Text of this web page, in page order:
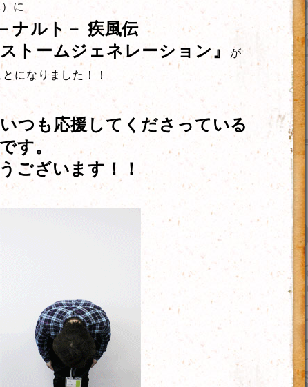
に
－ナルト－ 疾風伝
トームジェネレーション』
が
になりました！！
つも応援してくださっている
す。
ございます！！